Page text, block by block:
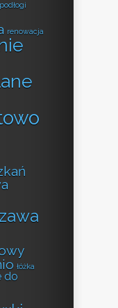
podłogi
renowacja
łóżka
do